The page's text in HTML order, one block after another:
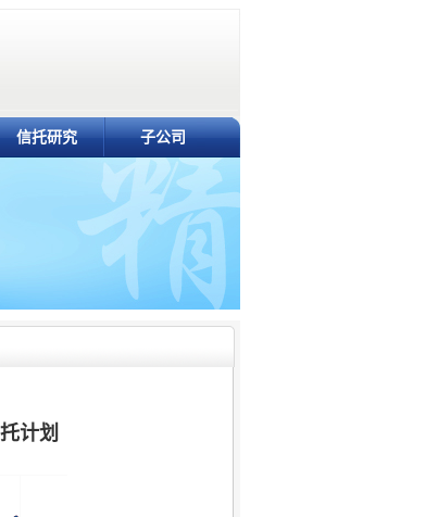
信托研究 子公司